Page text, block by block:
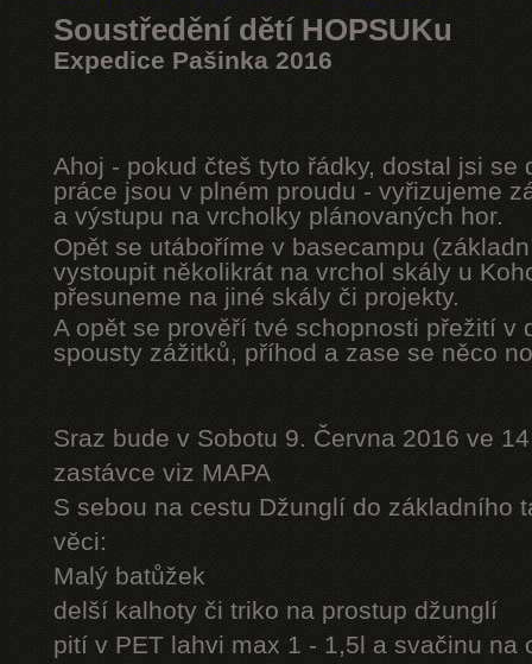
Soustředění dětí HOPSUKu
Expedice Pašinka 2016
Ahoj - pokud čteš tyto řádky, dostal jsi se
práce jsou v plném proudu - vyřizujeme
a výstupu na vrcholky plánovaných hor.
Opět se utáboříme v basecampu
vystoupit několikrát na vrchol skály u
přesuneme na jiné skály či projekty.
A opět se prověří tvé schopnosti přežití v
spousty zážitků, příhod a zase se něco
Sraz bude v Sobotu 9. Června 2016 ve
zastávce viz MAPA
S sebou na cestu Džunglí do základního
věci:
Malý batůžek
delší kalhoty či triko na prostup džunglí
pití v PET lahvi max 1 - 1,5l a svačinu na